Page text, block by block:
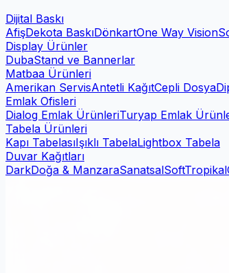
Dijital Baskı
AfişDekota BaskıDönkartOne Way Vision
Display Ürünler
DubaStand ve Bannerlar
Matbaa Ürünleri
Amerikan ServisAntetli KağıtCepli Dosya
Emlak Ofisleri
Dialog Emlak ÜrünleriTuryap Emlak
Tabela Ürünleri
Kapı TabelasıIşıklı TabelaLightbox Tabela
Duvar Kağıtları
DarkDoğa & ManzaraSanatsalSoftTropikal